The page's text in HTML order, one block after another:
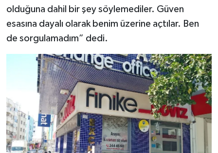
olduğuna dahil bir şey söylemediler. Güven
esasına dayalı olarak benim üzerine açtılar. Ben
de sorgulamadım” dedi.